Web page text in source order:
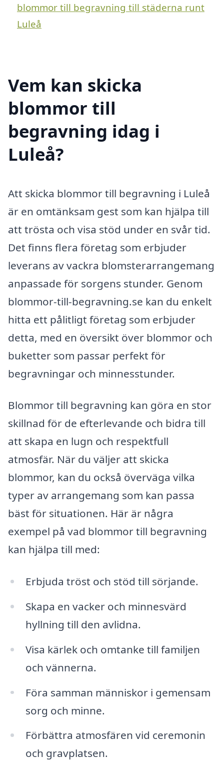
blommor till begravning till städerna runt
Luleå
Vem kan skicka
blommor till
begravning idag i
Luleå?
Att skicka blommor till begravning i Luleå
är en omtänksam gest som kan hjälpa till
att trösta och visa stöd under en svår tid.
Det finns flera företag som erbjuder
leverans av vackra blomsterarrangemang
anpassade för sorgens stunder. Genom
blommor-till-begravning.se kan du enkelt
hitta ett pålitligt företag som erbjuder
detta, med en översikt över blommor och
buketter som passar perfekt för
begravningar och minnesstunder.
Blommor till begravning kan göra en stor
skillnad för de efterlevande och bidra till
att skapa en lugn och respektfull
atmosfär. När du väljer att skicka
blommor, kan du också överväga vilka
typer av arrangemang som kan passa
bäst för situationen. Här är några
exempel på vad blommor till begravning
kan hjälpa till med:
Erbjuda tröst och stöd till sörjande.
Skapa en vacker och minnesvärd
hyllning till den avlidna.
Visa kärlek och omtanke till familjen
och vännerna.
Föra samman människor i gemensam
sorg och minne.
Förbättra atmosfären vid ceremonin
och gravplatsen.